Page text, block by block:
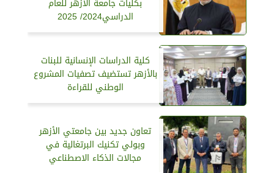
بكليات جامعة الأزهر للعام
الدراسي2024/ 2025
كلية الدراسات الإنسانية للبنات
بالأزهر تستضيف تصفيات المشروع
الوطني للقراءة
تعاون جديد بين جامعتي الأزهر
وبولي تكنيك البرتغالية في
مجالات الذكاء الاصطناعي